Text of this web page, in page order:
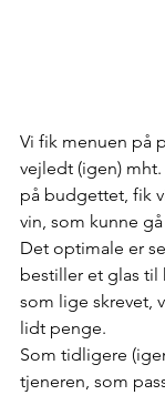
Vi fik menuen på
vejledt (igen)
på budgettet, fik
vin, som kunne
Det optimale er
bestiller et glas til
som lige skrevet,
lidt penge.
Som tidligere
tjeneren, som